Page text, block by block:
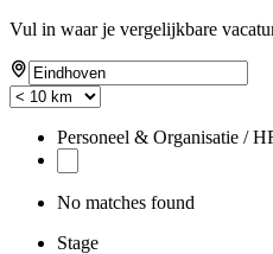
Vul in waar je vergelijkbare
Personeel & Organisatie /
No matches found
Stage